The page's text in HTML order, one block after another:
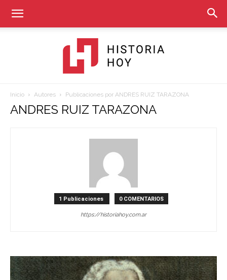
Historia
Inicio Autores Publicaciones por ANDRES RUIZ TARAZONA
ANDRES RUIZ TARAZONA
1 Publicaciones 0 COMENTARIOS
https://historiahoy.com.ar